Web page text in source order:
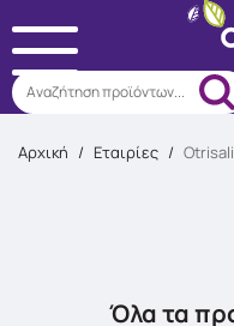
Αναζήτηση προϊόντων...
Αρχική / Εταιρίες /
Όλα τα